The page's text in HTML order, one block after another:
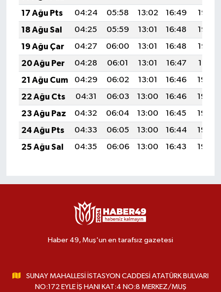
17 Ağu Pts
04:24 05:58 13:02 16:49
19:55
18 Ağu Sal
04:25 05:59 13:01 16:48
19:53
19 Ağu Çar
04:27 06:00 13:01 16:48
19:52
20 Ağu Per
04:28 06:01 13:01 16:47
19:51
21 Ağu Cum
04:29 06:02 13:01 16:46
19:49
22 Ağu Cts
04:31 06:03 13:00 16:46
19:48
23 Ağu Paz
04:32 06:04 13:00 16:45
19:46
24 Ağu Pts
04:33 06:05 13:00 16:44
19:45
25 Ağu Sal
04:35 06:06 13:00 16:43 19:43
Haber 49, Muş'un en tarafsız gazetesi
SUNAY MAHALLESİ İSTASYON CADDESİ ATATÜRK BULVARI
NO:172 EYLE İŞ HANI KAT:4 NO:8 MERKEZ/MUŞ